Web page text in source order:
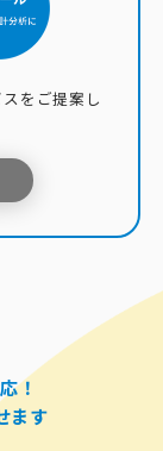
をご提案し
！
ます